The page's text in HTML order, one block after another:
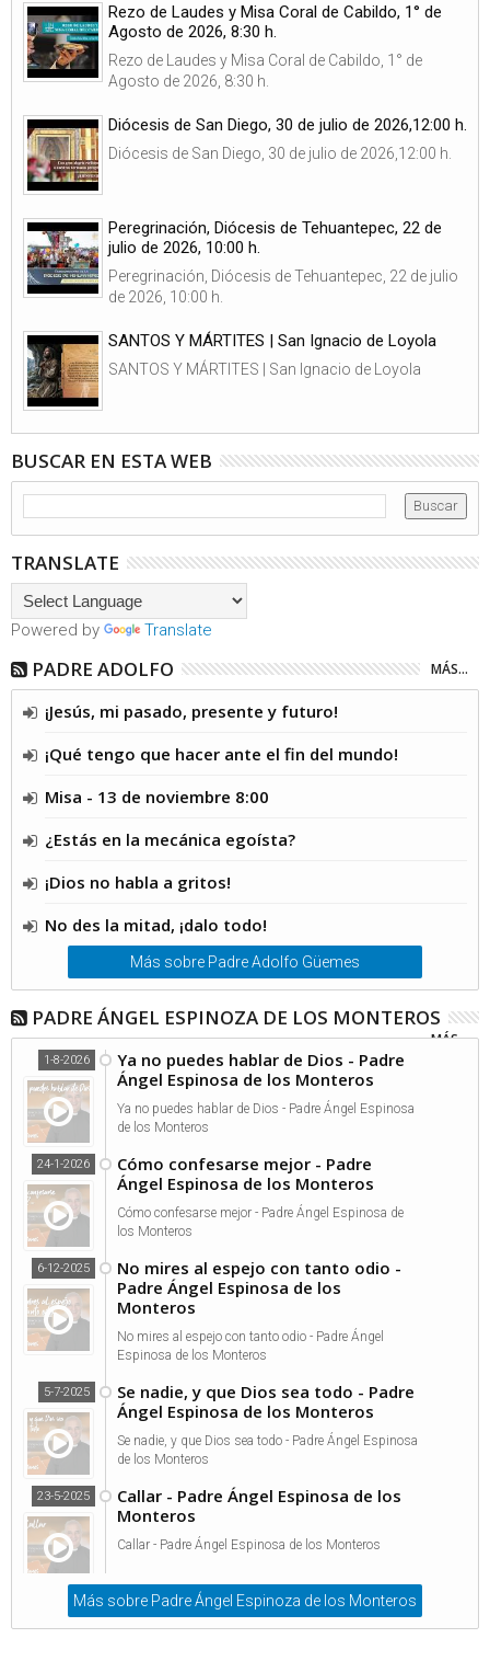
Rezo de Laudes y Misa Coral de Cabildo, 1° de
Agosto de 2026, 8:30 h.
Rezo de Laudes y Misa Coral de Cabildo, 1° de
Agosto de 2026, 8:30 h.
Diócesis de San Diego, 30 de julio de 2026,12:00 h.
Diócesis de San Diego, 30 de julio de 2026,12:00 h.
Peregrinación, Diócesis de Tehuantepec, 22 de
julio de 2026, 10:00 h.
Peregrinación, Diócesis de Tehuantepec, 22 de julio
de 2026, 10:00 h.
SANTOS Y MÁRTITES | San Ignacio de Loyola
SANTOS Y MÁRTITES | San Ignacio de Loyola
BUSCAR EN ESTA WEB
TRANSLATE
Powered by Translate
PADRE ADOLFO MÁS...
¡Jesús, mi pasado, presente y futuro!
¡Qué tengo que hacer ante el fin del mundo!
Misa - 13 de noviembre 8:00
¿Estás en la mecánica egoísta?
¡Dios no habla a gritos!
No des la mitad, ¡dalo todo!
Más sobre Padre Adolfo Güemes
PADRE ÁNGEL ESPINOZA DE LOS MONTEROS
MÁS...
Ya no puedes hablar de Dios - Padre
Ángel Espinosa de los Monteros
1-8-2026
Ya no puedes hablar de Dios - Padre Ángel Espinosa
de los Monteros
Cómo confesarse mejor - Padre
Ángel Espinosa de los Monteros
24-1-2026
Cómo confesarse mejor - Padre Ángel Espinosa de
los Monteros
No mires al espejo con tanto odio -
Padre Ángel Espinosa de los
Monteros
6-12-2025
No mires al espejo con tanto odio - Padre Ángel
Espinosa de los Monteros
Se nadie, y que Dios sea todo - Padre
Ángel Espinosa de los Monteros
5-7-2025
Se nadie, y que Dios sea todo - Padre Ángel Espinosa
de los Monteros
Callar - Padre Ángel Espinosa de los
Monteros
23-5-2025
Callar - Padre Ángel Espinosa de los Monteros
Más sobre Padre Ángel Espinoza de los Monteros